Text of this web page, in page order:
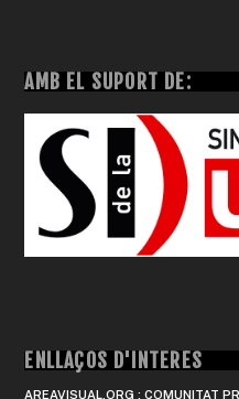
AMB EL SUPORT DE:
ENLLAÇOS D'INTERÈS
AREAVISUAL.ORG : COMUNITAT